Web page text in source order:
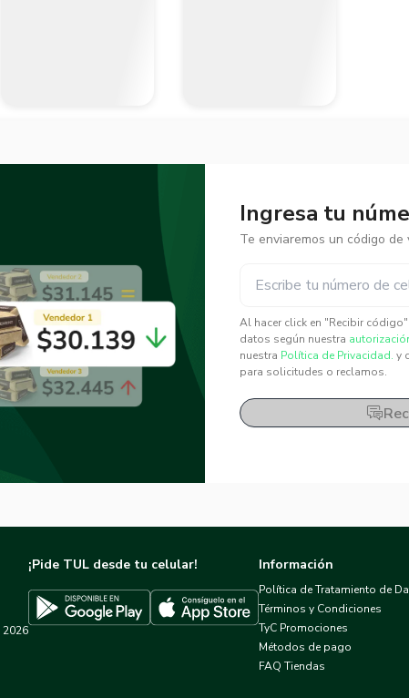
Ingresa tu
Te enviaremos un código de
Al hacer click en "Recibir
datos según nuestra
nuestra Política de Privacidad. y
para solicitudes o reclamos.
2026
¡Pide TUL desde tu celular!
Descargar TUL en Google PlayDescargar TUL en App Store
Información
Política de Tratamiento de
Términos y Condiciones
TyC Promociones
Métodos de pago
FAQ Tiendas